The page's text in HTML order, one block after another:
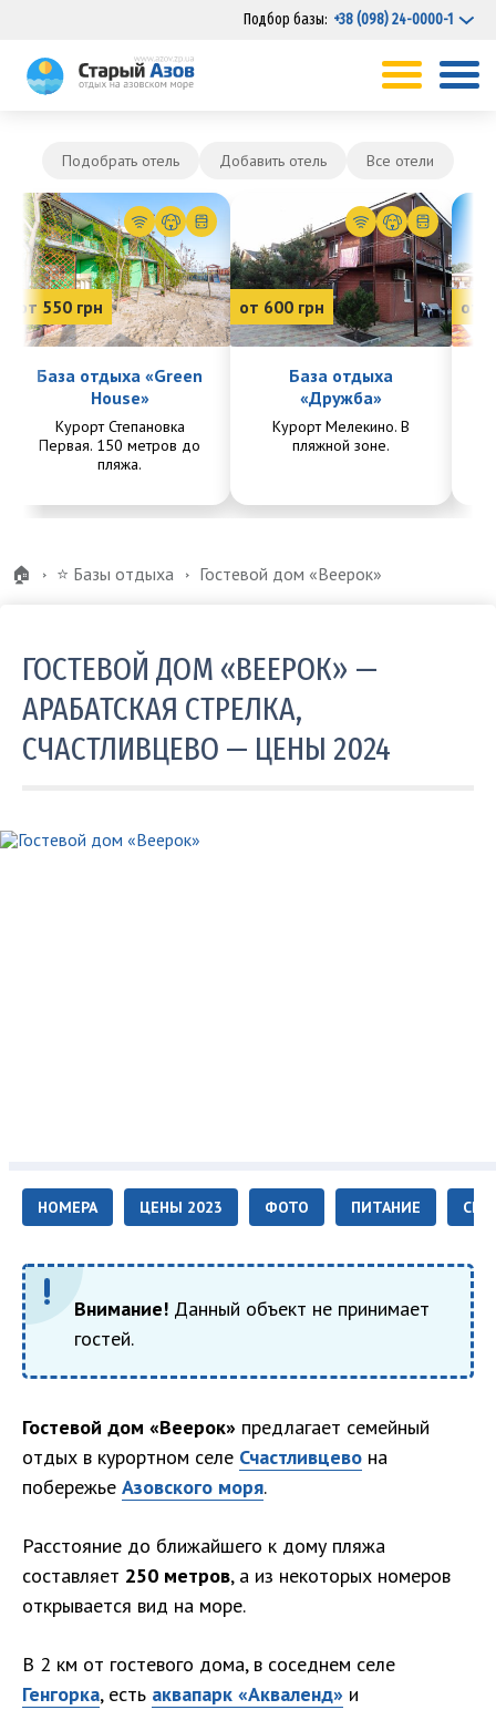
Подбор базы: +38 (098) 24-0000-1
Подобрать отель Добавить отель Все отели
от 550 грн
База отдыха «Green
House»
Курорт Степановка
Первая. 150 метров до
пляжа.
от 600 грн
База отдыха
«Дружба»
Курорт Мелекино. В
пляжной зоне.
от
🏠 ⭐️ Базы отдыха Гостевой дом «Веерок»
ГОСТЕВОЙ ДОМ «ВЕЕРОК» —
АРАБАТСКАЯ СТРЕЛКА,
СЧАСТЛИВЦЕВО — ЦЕНЫ 2024
НОМЕРА ЦЕНЫ 2023 ФОТО ПИТАНИЕ
Внимание! Данный объект не принимает
гостей.
Гостевой дом «Веерок» предлагает семейный
отдых в курортном селе Счастливцево на
побережье Азовского моря.
Расстояние до ближайшего к дому пляжа
составляет 250 метров, а из некоторых номеров
открывается вид на море.
В 2 км от гостевого дома, в соседнем селе
Генгорка, есть аквапарк «Акваленд» и